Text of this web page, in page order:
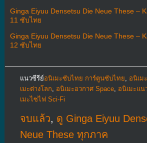
Ginga Eiyuu Densetsu Die Neue These –
11 ซับไทย
Ginga Eiyuu Densetsu Die Neue These –
12 ซับไทย
แนวซีรีย์อนิเมะซับไทย การ์ตูนซับไทย, อนิเม
เมะต่างโลก, อนิเมะอวกาศ Space, อนิเมะแ
เมะไซไฟ Sci-Fi
จบแล้ว, ดู Ginga Eiyuu
Neue These ทุกภาค